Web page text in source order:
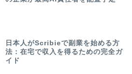
日本人がScribieで副業を始める方
法：在宅で収入を得るための完全ガ
イド